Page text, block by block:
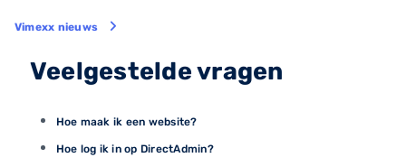
Vimexx nieuws
Veelgestelde vragen
Hoe maak ik een website?
Hoe log ik in op DirectAdmin?